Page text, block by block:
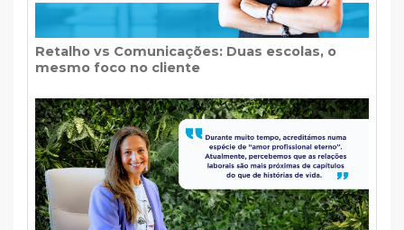
Retalho vs Comunicações: Duas escolas, o
mesmo foco no cliente